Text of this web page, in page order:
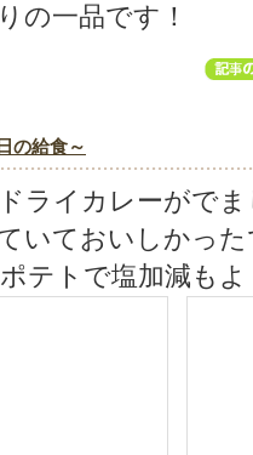
の一品です！
の給食～
ライカレーがで
いておいしかっ
テトで塩加減も